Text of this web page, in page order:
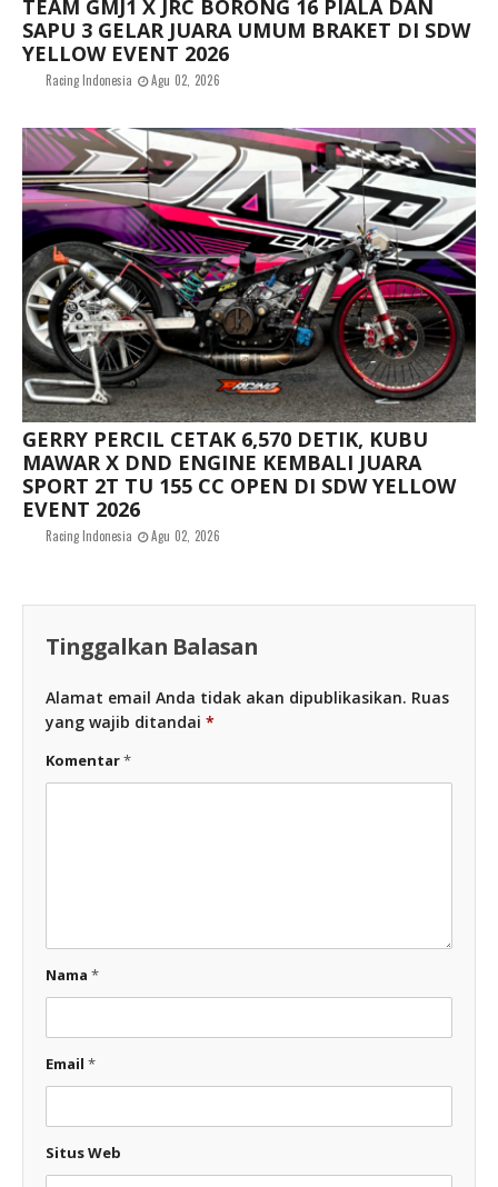
TEAM GMJ1 X JRC BORONG 16 PIALA DAN
SAPU 3 GELAR JUARA UMUM BRAKET DI SDW
YELLOW EVENT 2026
Racing Indonesia Agu 02, 2026
GERRY PERCIL CETAK 6,570 DETIK, KUBU
MAWAR X DND ENGINE KEMBALI JUARA
SPORT 2T TU 155 CC OPEN DI SDW YELLOW
EVENT 2026
Racing Indonesia Agu 02, 2026
Tinggalkan Balasan
Alamat email Anda tidak akan dipublikasikan. Ruas
yang wajib ditandai *
Komentar*
Nama *
Email *
Situs Web